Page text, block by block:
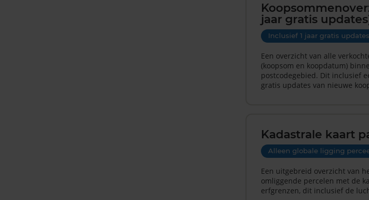
jaar gratis
Inclusief 1 jaar gratis updates
Een overzicht van alle
(koopsom en koopdatum)
postcodegebied. Dit inclusief
gratis updates van nieuwe
Kadastrale kaart
Alleen globale ligging
Een uitgebreid overzicht van
omliggende percelen met de
erfgrenzen, dit inclusief de